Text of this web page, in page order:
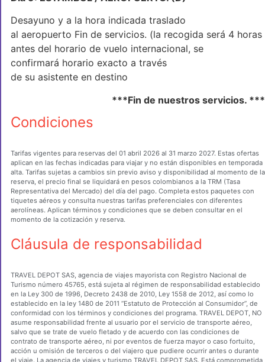
Desayuno y a la hora indicada traslado
al aeropuerto Fin de servicios. (la recogida será 4 horas
antes del horario de vuelo internacional, se
confirmará horario exacto a través
de su asistente en destino
***Fin de nuestros servicios. ***
Condiciones
Tarifas vigentes para reservas del 01 abril 2026 al 31 marzo 2027. Estas ofertas
aplican en las fechas indicadas para viajar y no están disponibles en temporada
alta. Tarifas sujetas a cambios sin previo aviso y disponibilidad al momento de la
reserva, el precio final se liquidará en pesos colombianos a la TRM (Tasa
Representativa del Mercado) del día del pago. Completa estos paquetes con
tiquetes aéreos y consulta nuestras tarifas preferenciales con diferentes
aerolíneas. Aplican términos y condiciones que se deben consultar en el
momento de la cotización y reserva.
Cláusula de responsabilidad
TRAVEL DEPOT SAS, agencia de viajes mayorista con Registro Nacional de
Turismo número 45765, está sujeta al régimen de responsabilidad establecido
en la Ley 300 de 1996, Decreto 2438 de 2010, Ley 1558 de 2012, así como lo
establecido en la ley 1480 de 2011 “Estatuto de Protección al Consumidor”, de
conformidad con los términos y condiciones del programa. TRAVEL DEPOT, NO
asume responsabilidad frente al usuario por el servicio de transporte aéreo,
salvo que se trate de vuelo fletado y de acuerdo con las condiciones de
contrato de transporte aéreo, ni por eventos de fuerza mayor o caso fortuito,
acción u omisión de terceros o del viajero que pudiere ocurrir antes o durante